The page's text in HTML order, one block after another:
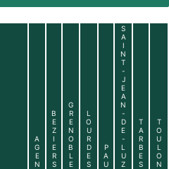
A
G
E
N
B
E
Z
I
E
R
S
G
R
E
N
O
B
L
E
L
O
U
R
D
E
S
P
A
U
S
A
I
N
T
-
J
E
A
N
-
D
E
-
L
U
Z
T
A
R
B
E
S
T
O
U
L
O
N